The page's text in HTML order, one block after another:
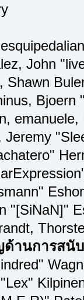
John
Shawn
Bjoern
Jeremy
"[SiNaN]"
ด้านการสนั